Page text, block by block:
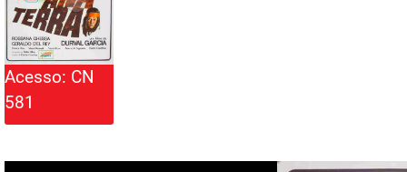
Acesso: CN
581